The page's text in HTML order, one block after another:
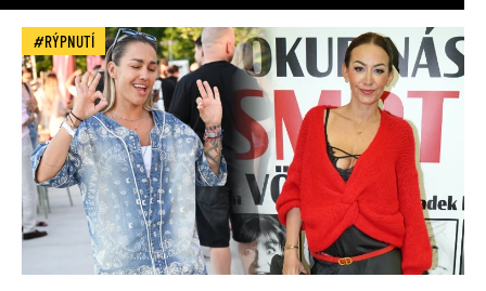
RÝPNUTÍ